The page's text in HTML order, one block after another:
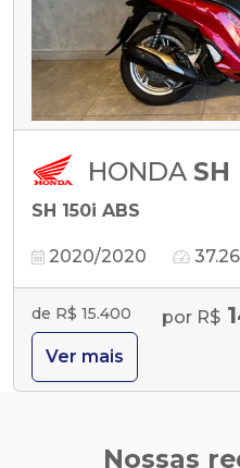
HONDA SH
SH 150i ABS
2020/2020
de R$ 15.400 por R$
Ver mais
Nossas